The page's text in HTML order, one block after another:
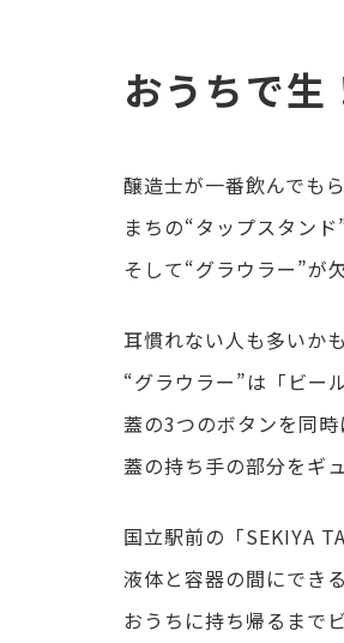
おうちで生
醸造士が一番飲んでも
まちの“タップスタンド
そして“グラウラー”が
耳慣れない人も多いか
“グラウラー”は「ビー
蓋の3つのボタンを同
蓋の持ち手の部分をギ
国立駅前の「SEKIYA
液体と容器の間にでき
おうちに持ち帰るまで